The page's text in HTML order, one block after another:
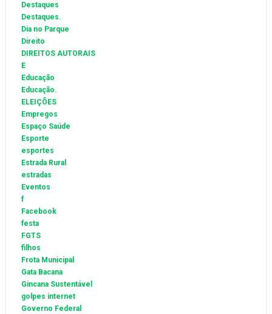
Destaques
Destaques.
Dia no Parque
Direito
DIREITOS AUTORAIS
E
Educação
Educação.
ELEIÇÕES
Empregos
Espaço Saúde
Esporte
esportes
Estrada Rural
estradas
Eventos
f
Facebook
festa
FGTS
filhos
Frota Municipal
Gata Bacana
Gincana Sustentável
golpes internet
Governo Federal